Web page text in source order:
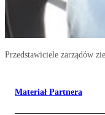
Przedstawiciele zarządów
Materiał Partnera